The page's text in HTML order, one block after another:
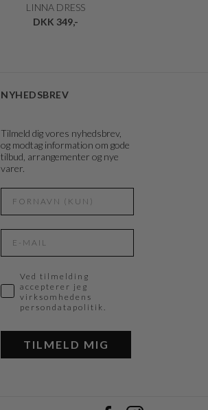
LINNA DRESS
DKK 349,-
NYHEDSBREV
Tilmeld dig vores nyhedsbrev,
og modtag information om gode
tilbud, arrangementer og nye
varer.
Ved tilmelding
accepterer jeg
virksomhedens
persondatapolitik.
TILMELD MIG